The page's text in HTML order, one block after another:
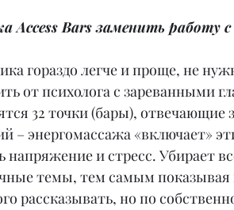
Bars заменить работу с
гораздо легче и проще, не
от психолога с зареванными
32 точки (бары),
– энергомассажа «включает»
напряжение и стресс. Убирает
темы, тем самым
рассказывать, но по